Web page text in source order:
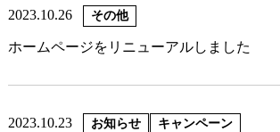
2023.10.26 その他
ホームページをリニューアルしました
2023.10.23 お知らせ キャンペーン